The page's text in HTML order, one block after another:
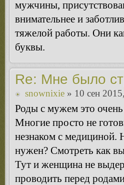
мужчины,
внимательнее и
тяжелой работы. Они
буквы.
Re: Мне было
snownixie » 10 сен
Роды с мужем это
Многие просто не
незнаком с медициной.
нужен? Смотреть как
Тут и женщина не
проводить перед